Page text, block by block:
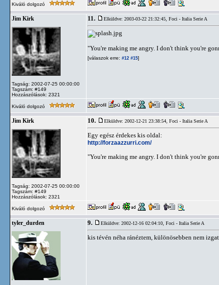
Kiváló dolgozó
Jim Kirk
Tagság: 2002-07-25 00:00:00
Tagszám: #149
Hozzászólások: 2321
11. Elküldve: 2003-03-22 21:32:45, Foci - Italia Serie A
"You're making me angry. I don't think you're
[válaszok erre: #12 #15]
Kiváló dolgozó
Jim Kirk
Tagság: 2002-07-25 00:00:00
Tagszám: #149
Hozzászólások: 2321
10. Elküldve: 2002-12-21 23:38:54, Foci - Italia Serie A
Egy egész érdekes kis oldal:
http://forzaazzurri.com/
"You're making me angry. I don't think you're
Kiváló dolgozó
tyler_durden 9. Elküldve: 2002-12-16 02:04:10, Foci - Italia Serie A
kis tévén néha ránéztem, különösebben nem